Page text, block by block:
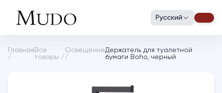
Русский
Главная
/
Все
товары /
Освещение
/
Держатель для туалетной
бумаги Boho, черный